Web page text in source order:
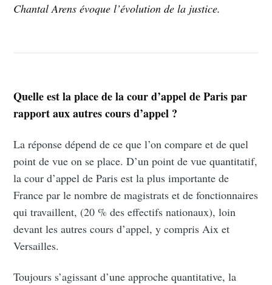
Chantal Arens évoque l’évolution de la justice.
Quelle est la place de la cour d’appel de Paris par
rapport aux autres cours d’appel ?
La réponse dépend de ce que l’on compare et de quel
point de vue on se place. D’un point de vue quantitatif,
la cour d’appel de Paris est la plus importante de
France par le nombre de magistrats et de fonctionnaires
qui travaillent, (20 % des effectifs nationaux), loin
devant les autres cours d’appel, y compris Aix et
Versailles.
Toujours s’agissant d’une approche quantitative, la